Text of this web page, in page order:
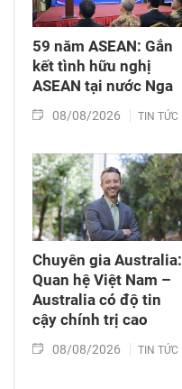
59 năm ASEAN: Gắn
kết tình hữu nghị
ASEAN tại nước Nga
08/08/2026 TIN TỨC
Chuyên gia Australia:
Quan hệ Việt Nam –
Australia có độ tin
cậy chính trị cao
08/08/2026 TIN TỨC